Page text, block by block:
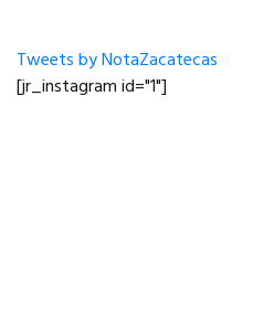
Tweets by NotaZacatecas
[jr_instagram id="1"]